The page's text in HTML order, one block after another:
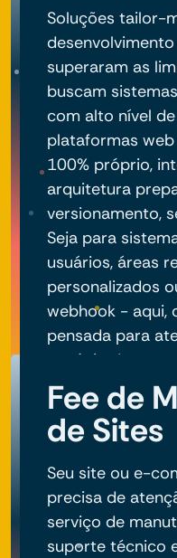
Soluções tailor-
superaram as
buscam
com alto nível
plataformas
100% próprio,
arquitetura
versionamento,
Seja para
usuários, áreas
personalizados
webhook - aqui,
pensada para
negócio do seu
Fee de
de Sites
Seu site ou e-
precisa de
serviço de
suporte técnico